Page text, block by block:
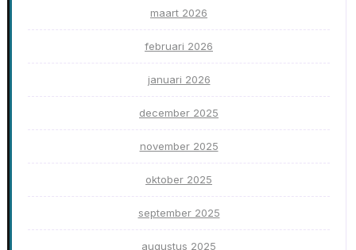
maart 2026
februari 2026
januari 2026
december 2025
november 2025
oktober 2025
september 2025
augustus 2025